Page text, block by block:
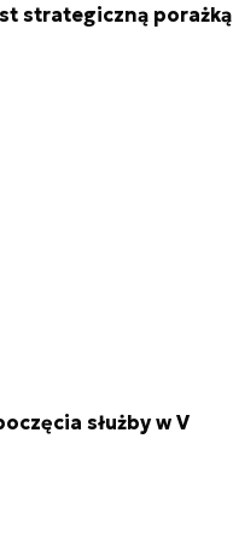
strategiczną porażką
służby w V